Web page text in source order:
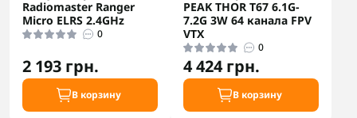
Radiomaster Ranger
Micro ELRS 2.4GHz
0
2 193 грн.
В корзину
PEAK THOR T67 6.1G-
7.2G 3W 64 канала FPV
VTX
0
4 424 грн.
В корзину